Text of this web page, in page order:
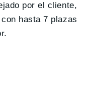
por el cliente,
hasta 7 plazas